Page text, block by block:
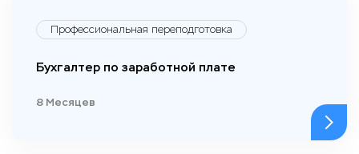
Профессиональная переподготовка
Бухгалтер по заработной плате
8 Месяцев